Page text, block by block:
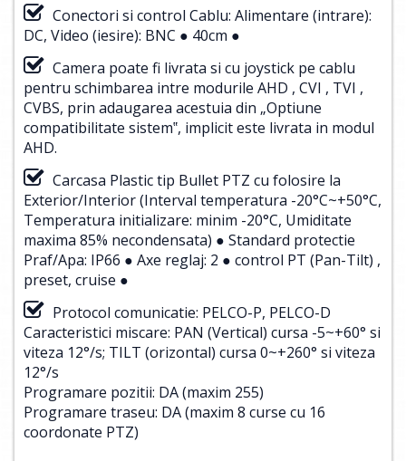
Conectori si control Cablu: Alimentare (intrare):
DC, Video (iesire): BNC ● 40cm ●
Camera poate fi livrata si cu joystick pe cablu
pentru schimbarea intre modurile AHD , CVI , TVI ,
CVBS, prin adaugarea acestuia din „Optiune
compatibilitate sistem‟, implicit este livrata in modul
AHD.
Carcasa Plastic tip Bullet PTZ cu folosire la
Exterior/Interior (Interval temperatura -20°C~+50°C,
Temperatura initializare: minim -20°C, Umiditate
maxima 85% necondensata) ● Standard protectie
Praf/Apa: IP66 ● Axe reglaj: 2 ● control PT (Pan-Tilt) ,
preset, cruise ●
Protocol comunicatie: PELCO-P, PELCO-D
Caracteristici miscare: PAN (Vertical) cursa -5~+60° si
viteza 12°/s; TILT (orizontal) cursa 0~+260° si viteza
12°/s
Programare pozitii: DA (maxim 255)
Programare traseu: DA (maxim 8 curse cu 16
coordonate PTZ)